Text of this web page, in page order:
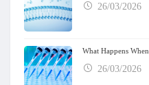
26/03/2026
What Happens
26/03/2026